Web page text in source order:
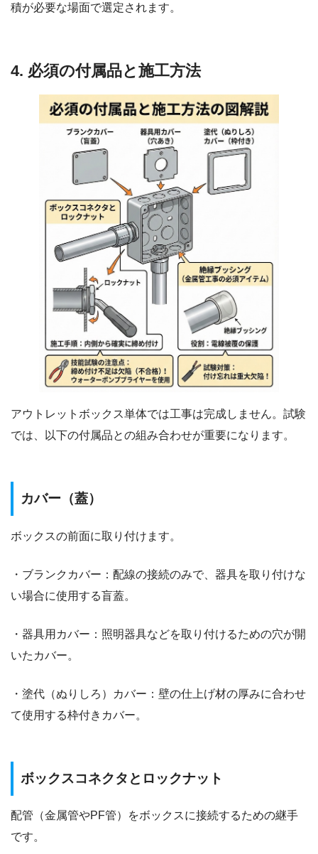
積が必要な場面で選定されます。
4. 必須の付属品と施工方法
アウトレットボックス単体では工事は完成しません。試験
では、以下の付属品との組み合わせが重要になります。
カバー（蓋）
ボックスの前面に取り付けます。
・ブランクカバー：配線の接続のみで、器具を取り付けな
い場合に使用する盲蓋。
・器具用カバー：照明器具などを取り付けるための穴が開
いたカバー。
・塗代（ぬりしろ）カバー：壁の仕上げ材の厚みに合わせ
て使用する枠付きカバー。
ボックスコネクタとロックナット
配管（金属管やPF管）をボックスに接続するための継手
です。